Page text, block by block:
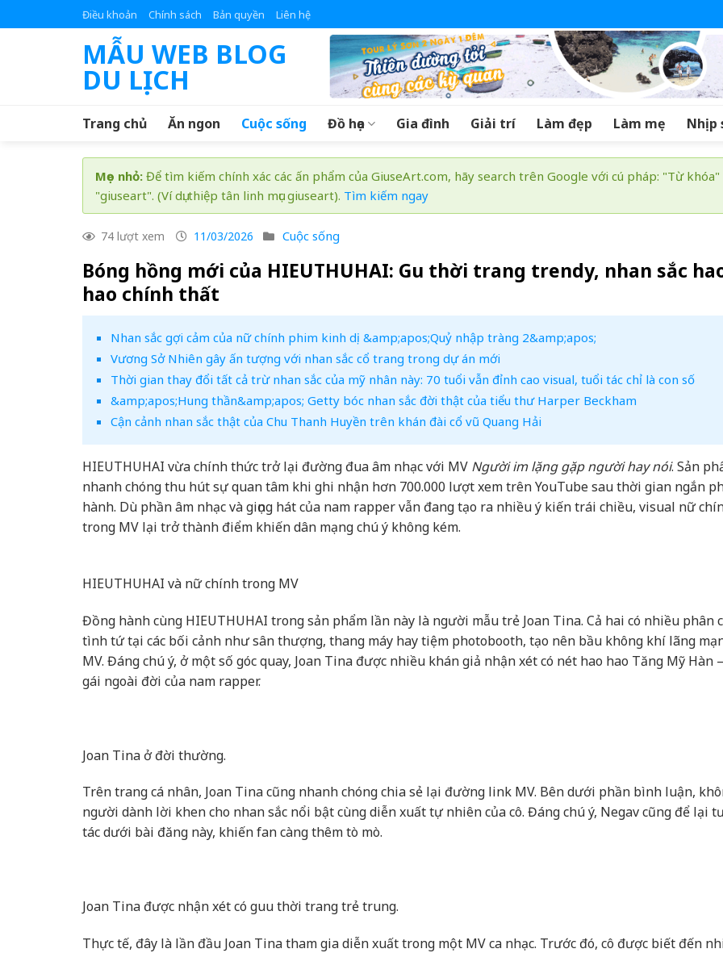
to
Điều khoản Chính sách Bản quyền Liên hệ
MẪU WEB BLOG
DU LỊCH
Trang chủ Ăn ngon Cuộc sống Đồ họa Gia đình Giải trí Làm đẹp Làm mẹ Nhịp
Mẹo nhỏ: Để tìm kiếm chính xác các ấn phẩm của GiuseArt.com, hãy search trên Google với cú pháp: "Từ khóa"
"giuseart". (Ví dụ: thiệp tân linh mục giuseart). Tìm kiếm ngay
74 lượt xem 11/03/2026 Cuộc sống
Bóng hồng mới của HIEUTHUHAI: Gu thời trang trendy, nhan sắc
hao chính thất
Nhan sắc gợi cảm của nữ chính phim kinh dị &amp;apos;Quỷ nhập tràng 2&amp;apos;
Vương Sở Nhiên gây ấn tượng với nhan sắc cổ trang trong dự án mới
Thời gian thay đổi tất cả trừ nhan sắc của mỹ nhân này: 70 tuổi vẫn đỉnh cao visual, tuổi tác chỉ là con số
&amp;apos;Hung thần&amp;apos; Getty bóc nhan sắc đời thật của tiểu thư Harper Beckham
Cận cảnh nhan sắc thật của Chu Thanh Huyền trên khán đài cổ vũ Quang Hải
HIEUTHUHAI vừa chính thức trở lại đường đua âm nhạc với MV Người im lặng gặp người hay nói. Sản
nhanh chóng thu hút sự quan tâm khi ghi nhận hơn 700.000 lượt xem trên YouTube sau thời gian ngắn
hành. Dù phần âm nhạc và giọng hát của nam rapper vẫn đang tạo ra nhiều ý kiến trái chiều, visual nữ
trong MV lại trở thành điểm khiến dân mạng chú ý không kém.
HIEUTHUHAI và nữ chính trong MV
Đồng hành cùng HIEUTHUHAI trong sản phẩm lần này là người mẫu trẻ Joan Tina. Cả hai có nhiều phân
tình tứ tại các bối cảnh như sân thượng, thang máy hay tiệm photobooth, tạo nên bầu không khí lãng
MV. Đáng chú ý, ở một số góc quay, Joan Tina được nhiều khán giả nhận xét có nét hao hao Tăng Mỹ Hàn
gái ngoài đời của nam rapper.
Joan Tina ở đời thường.
Trên trang cá nhân, Joan Tina cũng nhanh chóng chia sẻ lại đường link MV. Bên dưới phần bình luận,
người dành lời khen cho nhan sắc nổi bật cùng diễn xuất tự nhiên của cô. Đáng chú ý, Negav cũng để lại
tác dưới bài đăng này, khiến fan càng thêm tò mò.
Joan Tina được nhận xét có guu thời trang trẻ trung.
Thực tế, đây là lần đầu Joan Tina tham gia diễn xuất trong một MV ca nhạc. Trước đó, cô được biết đến